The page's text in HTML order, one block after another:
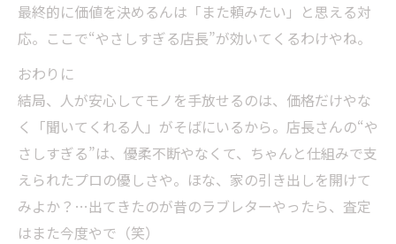
最終的に価値を決めるんは「また頼みたい」と思える対
応。ここで“やさしすぎる店長”が効いてくるわけやね。
おわりに
結局、人が安心してモノを手放せるのは、価格だけやな
く「聞いてくれる人」がそばにいるから。店長さんの“や
さしすぎる”は、優柔不断やなくて、ちゃんと仕組みで支
えられたプロの優しさや。ほな、家の引き出しを開けて
みよか？…出てきたのが昔のラブレターやったら、査定
はまた今度やで（笑）